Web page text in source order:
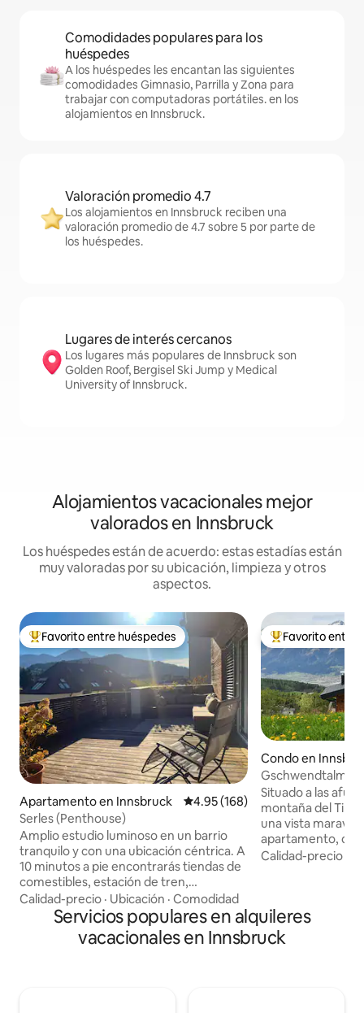
Comodidades populares para los
huéspedes
A los huéspedes les encantan las siguientes
comodidades Gimnasio, Parrilla y Zona para
trabajar con computadoras portátiles. en los
alojamientos en Innsbruck.
Valoración promedio 4.7
Los alojamientos en Innsbruck reciben una
valoración promedio de 4.7 sobre 5 por parte de
los huéspedes.
Lugares de interés cercanos
Los lugares más populares de Innsbruck son
Golden Roof, Bergisel Ski Jump y Medical
University of Innsbruck.
Alojamientos vacacionales mejor
valorados en Innsbruck
Los huéspedes están de acuerdo: estas estadías están
muy valoradas por su ubicación, limpieza y otros
aspectos.
Favorito entre huéspedes preferido
Favorito entre huéspedes
Apartamento en Innsbruck Calificación promedio: 4.95 de
4.95 (168)
Serles (Penthouse)
Amplio estudio luminoso en un barrio
tranquilo y con una ubicación céntrica. A
10 minutos a pie encontrarás tiendas de
comestibles, estación de tren,
restaurantes y el centro de la ciudad. El
apartamento es perfecto para un grupo
de máximo 6 personas. La cocina
totalmente equipada, la sala de estar y el
Calidad-precio · Ubicación · Comodidad
Favorito entre
Favorito entre
Condo en
Gschwendtalm-
Take-Time
Situado a las
montaña del
una vista
apartamento,
amorosamente
de montaña en
embargo, incluso
simplemente "se
Calidad-precio
Servicios populares en alquileres
vacacionales en Innsbruck